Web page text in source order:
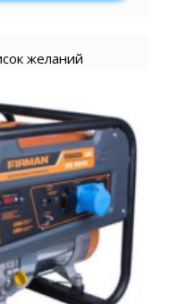
желаний